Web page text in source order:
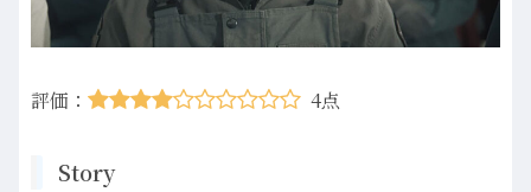
評価： 4点
Story